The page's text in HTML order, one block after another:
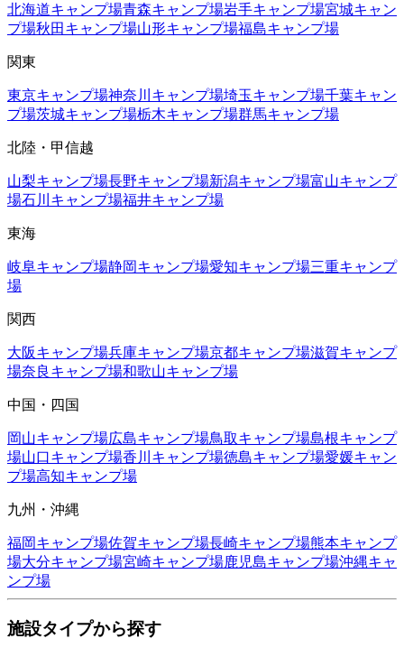
北海道キャンプ場青森キャンプ場岩手キャンプ場宮城キャン
プ場秋田 キャンプ場山形キャンプ場福島キャンプ場
関東
東京キャンプ場神奈川 キャンプ場埼玉キャンプ場千葉キャン
プ場茨城キャンプ場栃木キャンプ場群馬キャンプ場
北陸・甲信越
山梨キャンプ場長野キャンプ場新潟キャンプ場富山キャンプ
場石川 キャンプ場福井キャンプ場
東海
岐阜キャンプ場静岡キャンプ場愛知キャンプ場三重キャンプ
場
関西
大阪キャンプ場兵庫キャンプ場京都キャンプ場滋賀キャンプ
場奈良 キャンプ場和歌山キャンプ場
中国・四国
岡山キャンプ場広島キャンプ場鳥取キャンプ場島根キャンプ
場山口キャンプ場香川 キャンプ場徳島キャンプ場愛媛キャン
プ場高知キャンプ場
九州・沖縄
福岡キャンプ場佐賀キャンプ場長崎キャンプ場熊本キャンプ
場大分キャンプ場宮崎キャンプ場鹿児島キャンプ場沖縄キャ
ンプ場
施設タイプから探す